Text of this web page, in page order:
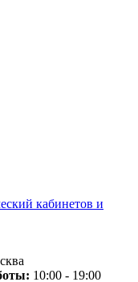
кабинетов и
10:00 - 19:00